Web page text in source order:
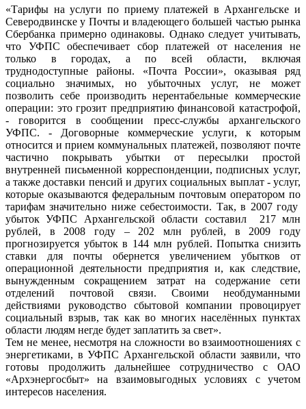
«Тарифы на услуги по приему платежей в Архангельске и
Северодвинске у Почты и владеющего большей частью рынка
Сбербанка примерно одинаковы. Однако следует учитывать,
что УФПС обеспечивает сбор платежей от населения не
только в городах, а по всей области, включая
труднодоступные районы. «Почта России», оказывая ряд
социально значимых, но убыточных услуг, не может
позволить себе производить нерентабельные коммерческие
операции: это грозит предприятию финансовой катастрофой,
- говорится в сообщении пресс-службы архангельского
УФПС. - Договорные коммерческие услуги, к которым
относится и прием коммунальных платежей, позволяют почте
частично покрывать убытки от пересылки простой
внутренней письменной корреспонденции, подписных услуг,
а также доставки пенсий и других социальных выплат - услуг,
которые оказываются федеральным почтовым оператором по
тарифам значительно ниже себестоимости. Так, в 2007 году
убыток УФПС Архангельской области составил 217 млн
рублей, в 2008 году – 202 млн рублей, в 2009 году
прогнозируется убыток в 144 млн рублей. Попытка снизить
ставки для почты обернется увеличением убытков от
операционной деятельности предприятия и, как следствие,
вынужденным сокращением затрат на содержание сети
отделений почтовой связи. Своими необдуманными
действиями руководство сбытовой компании провоцирует
социальный взрыв, так как во многих населённых пунктах
области людям негде будет заплатить за свет».
Тем не менее, несмотря на сложности во взаимоотношениях с
энергетиками, в УФПС Архангельской области заявили, что
готовы продолжить дальнейшее сотрудничество с ОАО
«Архэнергосбыт» на взаимовыгодных условиях с учетом
интересов населения.